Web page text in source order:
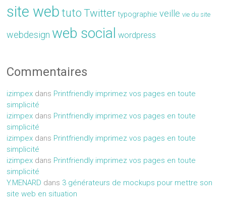
site web tuto Twitter typographie veille vie du site
webdesign web social wordpress
Commentaires
izimpex dans Printfriendly imprimez vos pages en toute
simplicité
izimpex dans Printfriendly imprimez vos pages en toute
simplicité
izimpex dans Printfriendly imprimez vos pages en toute
simplicité
izimpex dans Printfriendly imprimez vos pages en toute
simplicité
Y.MENARD dans 3 générateurs de mockups pour mettre son
site web en situation